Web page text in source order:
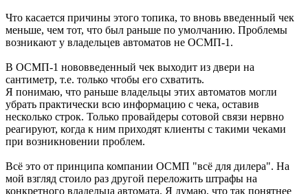
Что касается причины этого топика, то вновь введенный чек
меньше, чем тот, что был раньше по умолчанию. Проблемы
возникают у владельцев автоматов не ОСМП-1.
В ОСМП-1 нововведенный чек выходит из двери на
сантиметр, т.е. только чтобы его схватить.
Я понимаю, что раньше владельцы этих автоматов могли
убрать практически всю информацию с чека, оставив
несколько строк. Только провайдеры сотовой связи нервно
реагируют, когда к ним приходят клиенты с такими чеками
при возникновении проблем.
Всё это от принципа компании ОСМП "всё для дилера". На
мой взгляд стоило раз другой переложить штрафы на
конкретного владельца автомата. Я думаю, что так понятнее